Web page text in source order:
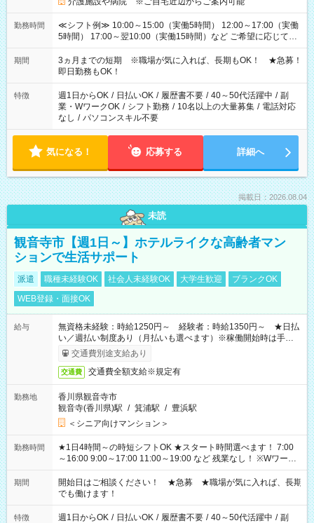
勤務時間
≪シフト例≫ 10:00～15:00（実働5時間） 12:00～17:00（実働
5時間） 17:00～翌10:00（実働15時間）など ご希望に応じて、
働く時間は調整できます！ お気軽に担当へ相談ください！
期間
3ヵ月までの短期 ※職場が気に入れば、長期もOK！ ★急募！
即日勤務もOK！
特徴 週1日からOK / 日払いOK / 履歴書不要 / 40～50代活躍中 / 副
業・WワークOK / シフト勤務 / 10名以上の大量募集 / 電話対応
なし / パソコンスキル不要
気になる！ 応募する 詳細へ
掲載日：2026.08.04
未読
観音寺市【週1日～】ホテルライクな高齢者マン
ションで生活サポート
派遣 職種未経験OK 社会人未経験OK 大学生歓迎
ブランクOK
WEB登録・面接OK
給与
無資格未経験：時給1250円～ 経験者：時給1350円～ ★日払
い／週払い制度あり（月払いも選べます）※稼働開始時は手続き
完了次第のお支払いとなります。
交通費別途支給あり
交通費 交通費全額支給※規定有
勤務地
香川県観音寺市
観音寺(香川県)駅 / 箕浦駅 / 豊浜駅
＜シニア向けマンション＞
勤務時間
★1日4時間～の時短シフトOK ★スタート時間選べます！ 7:00
～16:00 9:00～17:00 11:00～19:00 など 残業なし！ ※Wワーク
の場合、他のお仕事と合わせ週40時間超の就業はご案内できま
せん ※法令に基づき、週20時間以上勤務は社会保険への加入対
象となります ※労働者派遣法（日雇い派遣の原則禁止）によ
り、短時間・短期間の就業はご案内が難しい場合があります
期間
開始日はご相談ください！ ★急募 ★職場が気に入れば、長期
でも働けます！
特徴 週1日からOK / 日払いOK / 履歴書不要 / 40～50代活躍中 / 副